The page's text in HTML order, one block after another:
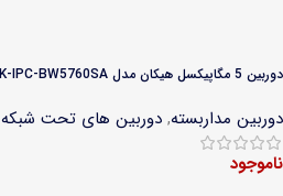
دوربین 5 مگاپیکسل هیکان مدل HK-IPC-BW5760SA
دوربین مداربسته, دوربین های تحت شبکه ip
ناموجود